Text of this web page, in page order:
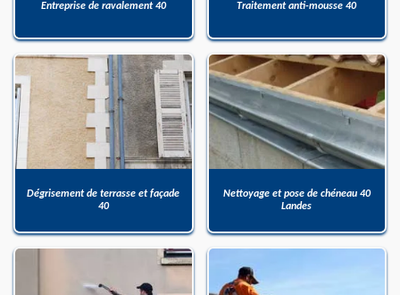
Entreprise de ravalement 40 Traitement anti-mousse 40
Dégrisement de terrasse et façade
40
Nettoyage et pose de chéneau 40
Landes